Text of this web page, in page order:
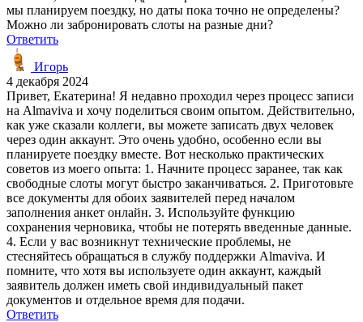
мы планируем поездку, но даты пока точно не определены?
Можно ли забронировать слоты на разные дни?
Ответить
Игорь
4 декабря 2024
Привет, Екатерина! Я недавно проходил через процесс записи
на Almaviva и хочу поделиться своим опытом. Действительно,
как уже сказали коллеги, вы можете записать двух человек
через один аккаунт. Это очень удобно, особенно если вы
планируете поездку вместе. Вот несколько практических
советов из моего опыта: 1. Начните процесс заранее, так как
свободные слоты могут быстро заканчиваться. 2. Приготовьте
все документы для обоих заявителей перед началом
заполнения анкет онлайн. 3. Используйте функцию
сохранения черновика, чтобы не потерять введенные данные.
4. Если у вас возникнут технические проблемы, не
стесняйтесь обращаться в службу поддержки Almaviva. И
помните, что хотя вы используете один аккаунт, каждый
заявитель должен иметь свой индивидуальный пакет
документов и отдельное время для подачи.
Ответить